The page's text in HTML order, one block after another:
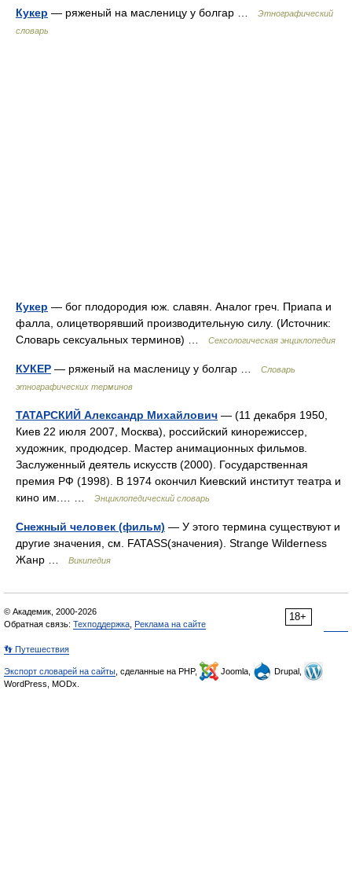
Кукер — ряженый на масленицу у болгар …
Этнографический
словарь
Кукер — бог плодородия юж. славян. Аналог греч. Приапа и
фалла, олицетворявший производительную силу. (Источник:
Словарь сексуальных терминов) …
Сексологическая энциклопедия
КУКЕР — ряженый на масленицу у болгар …
Словарь
этнографических терминов
ТАТАРСКИЙ Александр Михайлович — (11 декабря 1950,
Киев 22 июля 2007, Москва), российский кинорежиссер,
художник, продюдсер. Мастер анимационных фильмов.
Заслуженный деятель искусств (2000). Государственная
премия РФ (1998). В 1974 окончил Киевский институт театра и
кино им.… …
Энциклопедический словарь
Снежный человек (фильм) — У этого термина существуют и
другие значения, см. FATASS(значения). Strange Wilderness
Жанр …
Википедия
18+
© Академик, 2000-2026
Обратная связь: Техподдержка Реклама на сайте
👣 Путешествия
Экспорт словарей на сайты , сделанные на PHP, Joomla,
Drupal,
WordPress, MODx.